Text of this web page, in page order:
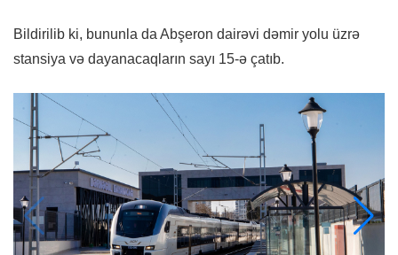
Bildirilib ki, bununla da Abşeron dairəvi dəmir yolu üzrə
stansiya və dayanacaqların sayı 15-ə çatıb.